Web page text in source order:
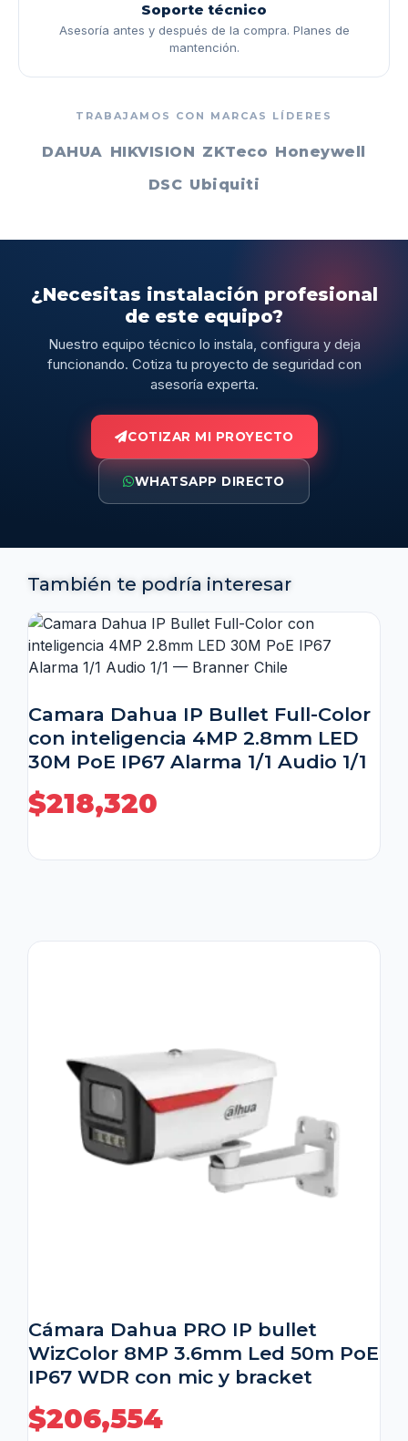
Soporte técnico
Asesoría antes y después de la compra. Planes de
mantención.
TRABAJAMOS CON MARCAS LÍDERES
DAHUA HIKVISION ZKTeco Honeywell
DSC Ubiquiti
¿Necesitas instalación profesional
de este equipo?
Nuestro equipo técnico lo instala, configura y deja
funcionando. Cotiza tu proyecto de seguridad con
asesoría experta.
COTIZAR MI PROYECTO
WHATSAPP DIRECTO
También te podría interesar
Camara Dahua IP Bullet Full-Color
con inteligencia 4MP 2.8mm LED
30M PoE IP67 Alarma 1/1 Audio 1/1
$218,320
Cámara Dahua PRO IP bullet
WizColor 8MP 3.6mm Led 50m PoE
IP67 WDR con mic y bracket
$206,554